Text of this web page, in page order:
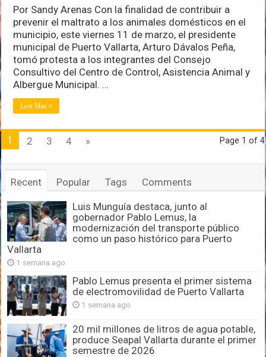
consejo
municipal
de
centro
de
atención
a
animales
Por Sandy Arenas Con la finalidad de contribuir a
prevenir el maltrato a los animales domésticos en el
municipio, este viernes 11 de marzo, el presidente
municipal de Puerto Vallarta, Arturo Dávalos Peña,
tomó protesta a los integrantes del Consejo
Consultivo del Centro de Control, Asistencia Animal y
Albergue Municipal. …
Leer Mas »
Page 1 of 4
1 2 3 4 »
Recent Popular Tags Comments
Luis Munguía destaca, junto al
gobernador Pablo Lemus, la
modernización del transporte público
como un paso histórico para Puerto
Vallarta
1 semana ago
Pablo Lemus presenta el primer sistema
de electromovilidad de Puerto Vallarta
1 semana ago
20 mil millones de litros de agua potable,
produce Seapal Vallarta durante el primer
semestre de 2026